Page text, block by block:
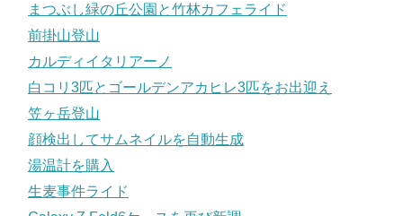
まつぶし緑の丘公園と竹林カフェライド
前掛山登山
カルディイタリアーノ
白コリ3匹とゴールデンアカヒレ3匹をお出迎え
笠ヶ岳登山
顔検出してサムネイルを自動生成
湯温計を購入
生麦事件ライド